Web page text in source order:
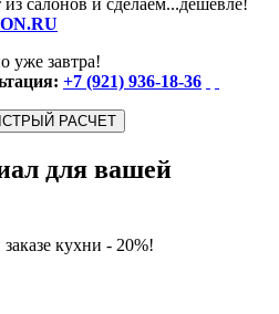
уже завтра!
+7 (921) 936-18-36
РАСЧЕТ
для вашей
кухни - 20%!